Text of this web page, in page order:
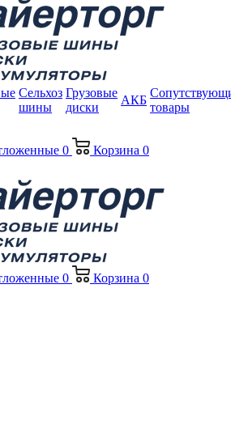
Сельхоз
шины
Грузовые
диски
АКБ
товары
0 Корзина 0
0 Корзина 0